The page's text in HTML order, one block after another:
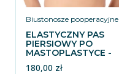
Biustonosze pooperacyjne
ELASTYCZNY PAS
PIERSIOWY PO
MASTOPLASTYCE -
REV.0202
180,00 zł